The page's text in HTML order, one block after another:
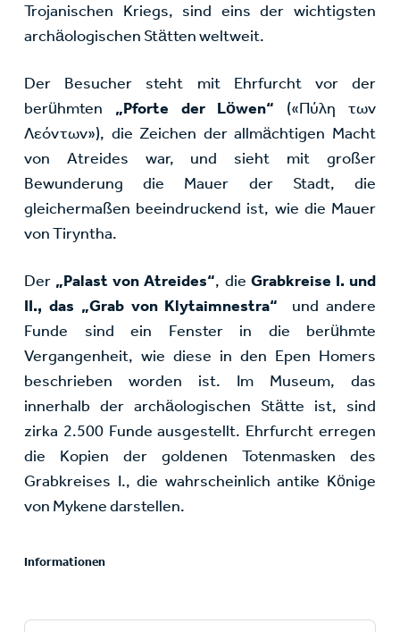
Trojanischen Kriegs, sind eins der wichtigsten
archäologischen Stätten weltweit.
Der Besucher steht mit Ehrfurcht vor der
berühmten „Pforte der Löwen“ («Πύλη των
Λεόντων»), die Zeichen der allmächtigen Macht
von Atreides war, und sieht mit großer
Bewunderung die Mauer der Stadt, die
gleichermaßen beeindruckend ist, wie die Mauer
von Tiryntha.
Der „Palast von Atreides“, die Grabkreise I. und
II., das „Grab von Klytaimnestra“ und andere
Funde sind ein Fenster in die berühmte
Vergangenheit, wie diese in den Epen Homers
beschrieben worden ist. Im Museum, das
innerhalb der archäologischen Stätte ist, sind
zirka 2.500 Funde ausgestellt. Ehrfurcht erregen
die Kopien der goldenen Totenmasken des
Grabkreises I., die wahrscheinlich antike Könige
von Mykene darstellen.
Informationen